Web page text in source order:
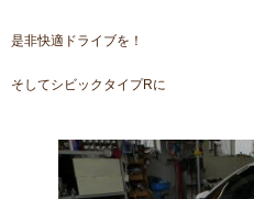
是非快適ドライブを！
そしてシビックタイプRに